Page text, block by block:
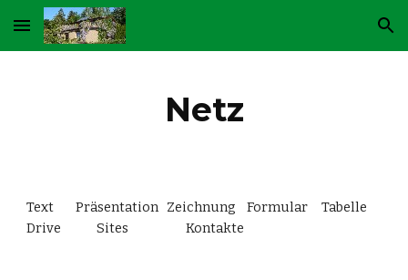
Skip to main content Skip to navigation
Netz
Text        Präsentation   Zeichnung    Formular     Tabelle
Drive             Sites                     Kontakte